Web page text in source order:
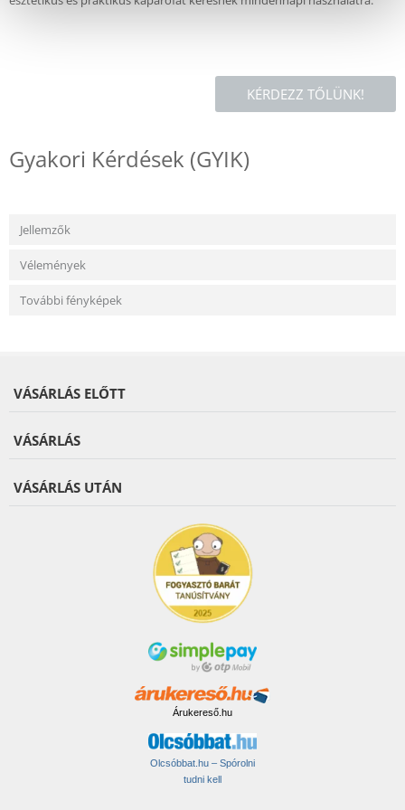
KÉRDEZZ TŐLÜNK!
Gyakori Kérdések (GYIK)
Jellemzők
Vélemények
További fényképek
VÁSÁRLÁS ELŐTT
VÁSÁRLÁS
VÁSÁRLÁS UTÁN
Árukereső.hu
Olcsóbbat.hu – Spórolni
tudni kell